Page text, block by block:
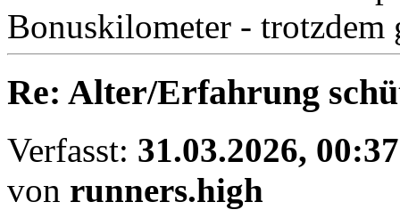
Bonuskilometer - trotzdem
Re: Alter/Erfahrung
Verfasst: 31.03.2026, 00:37
von runners.high